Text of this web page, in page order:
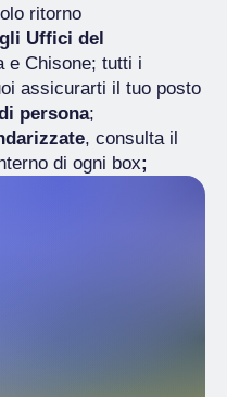
ritorno
Uffici del
e Chisone; tutti i
assicurarti il tuo posto
persona;
, consulta il
di ogni box;